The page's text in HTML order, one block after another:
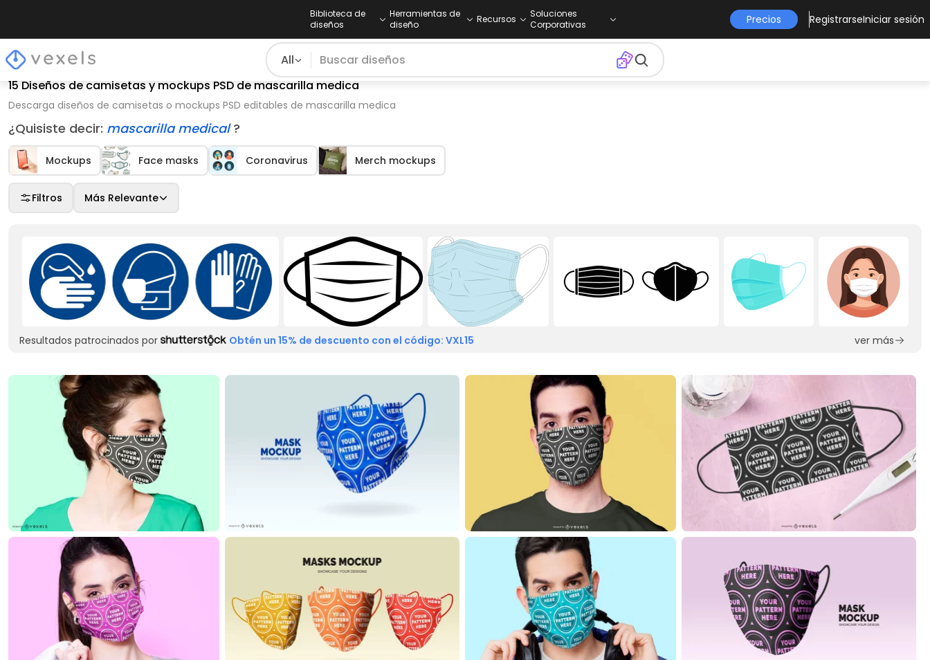
Biblioteca de
diseños
Herramientas de
diseño
Recursos
Soluciones
Corporativas
Precios RegistrarseIniciar sesión
All
15 Diseños de camisetas y mockups PSD de mascarilla medica
Descarga diseños de camisetas o mockups PSD editables de mascarilla medica
¿Quisiste decir: mascarilla medical?
Mockups Face masks Coronavirus Merch mockups
Filtros Más Relevante
Resultados patrocinados por Obtén un 15% de descuento con el código: VXL15 ver más